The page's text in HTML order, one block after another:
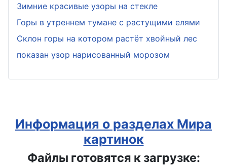
Зимние красивые узоры на стекле
Горы в утреннем тумане с растущими елями
Склон горы на котором растёт хвойный лес
показан узор нарисованный морозом
Информация о разделах Мира
картинок
Файлы готовятся к загрузке: